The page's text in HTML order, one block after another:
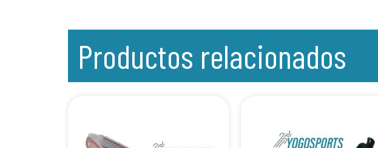
Productos relacionados